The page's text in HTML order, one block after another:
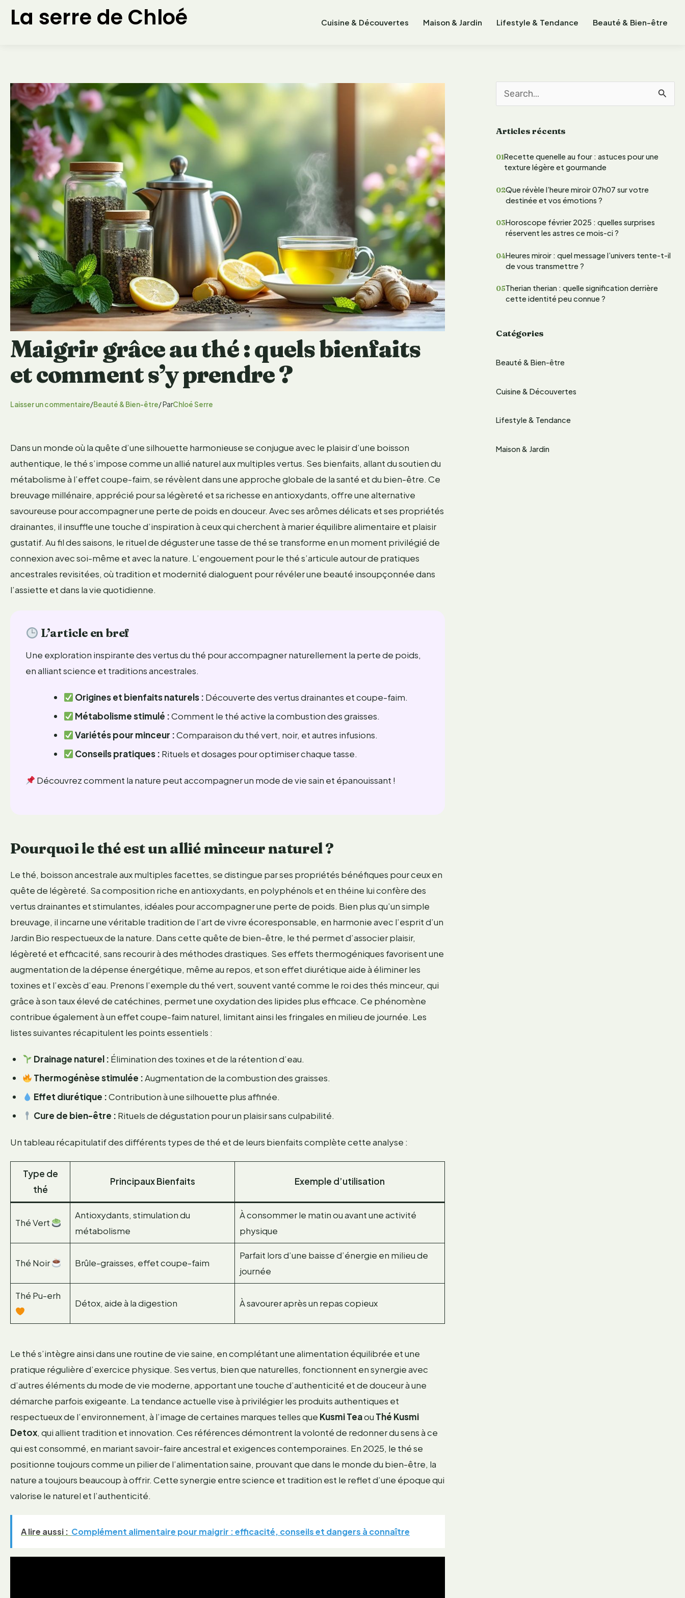
contenu
La serre de Chloé Cuisine & Découvertes Maison & Jardin Lifestyle & Tendance Beauté & Bien-être
Maigrir grâce au thé : quels bienfaits
et comment s’y prendre ?
Laisser un commentaire/Beauté & Bien-être/ ParChloé Serre
Dans un monde où la quête d’une silhouette harmonieuse se conjugue avec le plaisir d’une boisson
authentique, le thé s’impose comme un allié naturel aux multiples vertus. Ses bienfaits, allant du soutien du
métabolisme à l’effet coupe-faim, se révèlent dans une approche globale de la santé et du bien-être. Ce
breuvage millénaire, apprécié pour sa légèreté et sa richesse en antioxydants, offre une alternative
savoureuse pour accompagner une perte de poids en douceur. Avec ses arômes délicats et ses propriétés
drainantes, il insuffle une touche d’inspiration à ceux qui cherchent à marier équilibre alimentaire et plaisir
gustatif. Au fil des saisons, le rituel de déguster une tasse de thé se transforme en un moment privilégié de
connexion avec soi-même et avec la nature. L’engouement pour le thé s’articule autour de pratiques
ancestrales revisitées, où tradition et modernité dialoguent pour révéler une beauté insoupçonnée dans
l’assiette et dans la vie quotidienne.
L’article en bref
Une exploration inspirante des vertus du thé pour accompagner naturellement la perte de poids,
en alliant science et traditions ancestrales.
Origines et bienfaits naturels : Découverte des vertus drainantes et coupe-faim.
Métabolisme stimulé :Comment le thé active la combustion des graisses.
Variétés pour minceur :Comparaison du thé vert, noir, et autres infusions.
Conseils pratiques : Rituels et dosages pour optimiser chaque tasse.
Découvrez comment la nature peut accompagner un mode de vie sain et épanouissant !
Pourquoi le thé est un allié minceur naturel ?
Le thé, boisson ancestrale aux multiples facettes, se distingue par ses propriétés bénéfiques pour ceux en
quête de légèreté. Sa composition riche en antioxydants, en polyphénols et en théine lui confère des
vertus drainantes et stimulantes, idéales pour accompagner une perte de poids. Bien plus qu’un simple
breuvage, il incarne une véritable tradition de l’art de vivre écoresponsable, en harmonie avec l’esprit d’un
Jardin Bio respectueux de la nature. Dans cette quête de bien-être, le thé permet d’associer plaisir,
légèreté et efficacité, sans recourir à des méthodes drastiques. Ses effets thermogéniques favorisent une
augmentation de la dépense énergétique, même au repos, et son effet diurétique aide à éliminer les
toxines et l’excès d’eau. Prenons l’exemple du thé vert, souvent vanté comme le roi des thés minceur, qui
grâce à son taux élevé de catéchines, permet une oxydation des lipides plus efficace. Ce phénomène
contribue également à un effet coupe-faim naturel, limitant ainsi les fringales en milieu de journée. Les
listes suivantes récapitulent les points essentiels :
Drainage naturel : Élimination des toxines et de la rétention d’eau.
Thermogénèse stimulée :Augmentation de la combustion des graisses.
Effet diurétique :Contribution à une silhouette plus affinée.
Cure de bien-être : Rituels de dégustation pour un plaisir sans culpabilité.
Un tableau récapitulatif des différents types de thé et de leurs bienfaits complète cette analyse :
Type de
thé
Principaux Bienfaits Exemple d’utilisation
Thé Vert
Antioxydants, stimulation du
métabolisme
À consommer le matin ou avant une activité
physique
Thé Noir Brûle-graisses, effet coupe-faim
Parfait lors d’une baisse d’énergie en milieu de
journée
Thé Pu-erh
Détox, aide à la digestion À savourer après un repas copieux
Le thé s’intègre ainsi dans une routine de vie saine, en complétant une alimentation équilibrée et une
pratique régulière d’exercice physique. Ses vertus, bien que naturelles, fonctionnent en synergie avec
d’autres éléments du mode de vie moderne, apportant une touche d’authenticité et de douceur à une
démarche parfois exigeante. La tendance actuelle vise à privilégier les produits authentiques et
respectueux de l’environnement, à l’image de certaines marques telles que Kusmi Teaou Thé Kusmi
Detox, qui allient tradition et innovation. Ces références démontrent la volonté de redonner du sens à ce
qui est consommé, en mariant savoir-faire ancestral et exigences contemporaines. En 2025, le thé se
positionne toujours comme un pilier de l’alimentation saine, prouvant que dans le monde du bien-être, la
nature a toujours beaucoup à offrir. Cette synergie entre science et tradition est le reflet d’une époque qui
valorise le naturel et l’authenticité.
A lire aussi : Complément alimentaire pour maigrir : efficacité, conseils et dangers à connaître
c
r
h
r
Articles récents
Recette quenelle au four : astuces pour une
texture légère et gourmande
Que révèle l’heure miroir 07h07 sur votre
destinée et vos émotions ?
Horoscope février 2025 : quelles surprises
réservent les astres ce mois-ci ?
Heures miroir : quel message l’univers tente-t-il
de vous transmettre ?
Therian therian : quelle signification derrière
cette identité peu connue ?
Catégories
Beauté & Bien-être
Cuisine & Découvertes
Lifestyle & Tendance
Maison & Jardin